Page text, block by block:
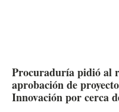
Procuraduría pidió al
aprobación de
Innovación por cerca